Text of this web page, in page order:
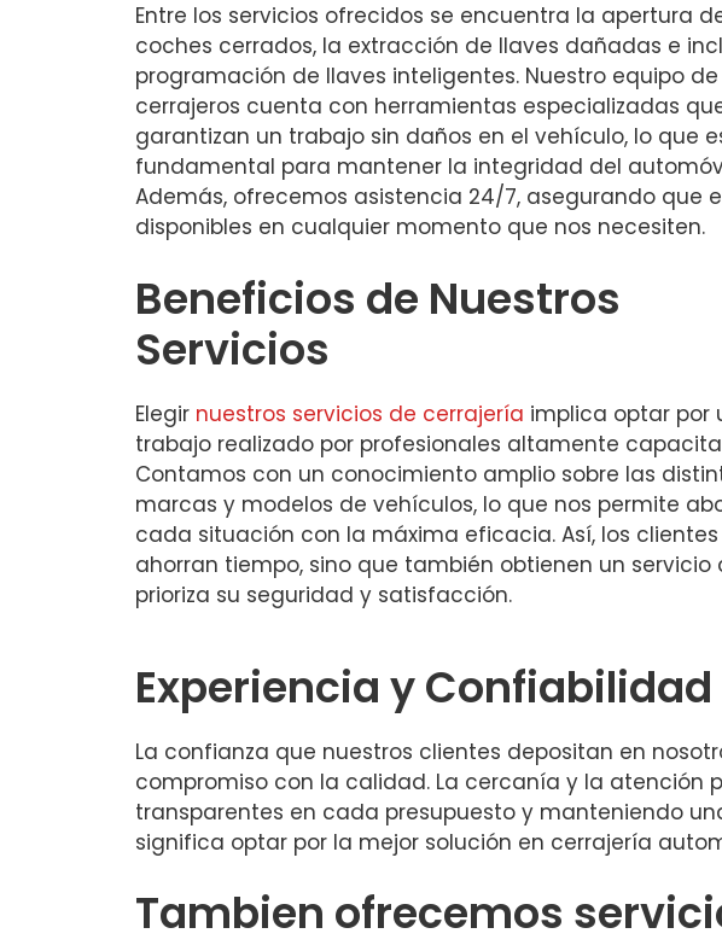
Entre los servicios ofrecidos se encuentra la apertura
coches cerrados, la extracción de llaves dañadas e
programación de llaves inteligentes. Nuestro equipo de
cerrajeros cuenta con herramientas especializadas
garantizan un trabajo sin daños en el vehículo, lo que
fundamental para mantener la integridad del
Además, ofrecemos asistencia 24/7, asegurando que
disponibles en cualquier momento que nos necesiten.
Beneficios de Nuestros
Servicios
Elegir nuestros servicios de cerrajería implica optar por
trabajo realizado por profesionales altamente
Contamos con un conocimiento amplio sobre las
marcas y modelos de vehículos, lo que nos permite
cada situación con la máxima eficacia. Así, los
ahorran tiempo, sino que también obtienen un servicio
prioriza su seguridad y satisfacción.
Experiencia y Confiabilidad
La confianza que nuestros clientes depositan en
compromiso con la calidad. La cercanía y la atención
transparentes en cada presupuesto y manteniendo
significa optar por la mejor solución en cerrajería
Tambien ofrecemos